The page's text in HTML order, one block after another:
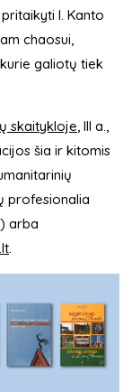
I. Kanto
chaosui,
galiotų tiek
skaitykloje, III a.,
šia ir kitomis
profesionalia
) arba
.